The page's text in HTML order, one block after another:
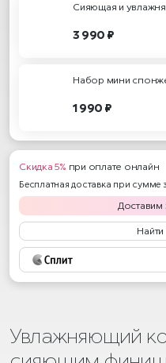
Сияющая и
3 990 ₽
Набор мини
1 990 ₽
Скидка 5% при оплате онлайн
Бесплатная доставка при сумме
Доставим
Увлажняющий